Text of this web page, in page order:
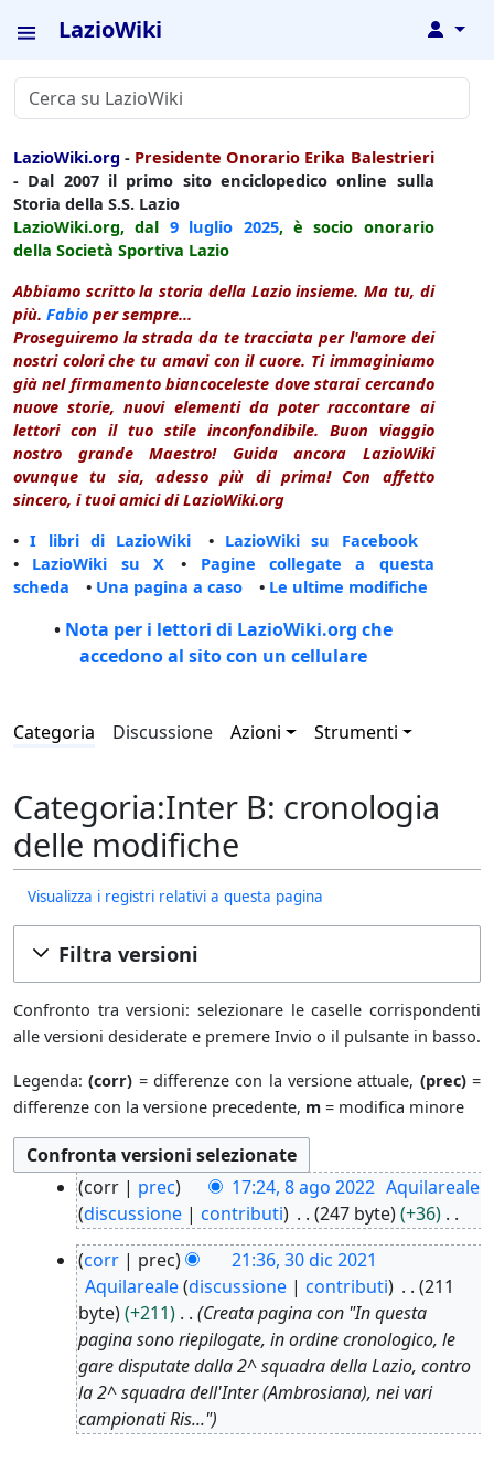
LazioWiki ↓
LazioWiki.org - Presidente Onorario Erika Balestrieri
- Dal 2007 il primo sito enciclopedico online sulla
Storia della S.S. Lazio
LazioWiki.org, dal 9 luglio 2025, è socio onorario
della Società Sportiva Lazio
Abbiamo scritto la storia della Lazio insieme. Ma tu, di
più. Fabio per sempre...
Proseguiremo la strada da te tracciata per l'amore dei
nostri colori che tu amavi con il cuore. Ti immaginiamo
già nel firmamento biancoceleste dove starai cercando
nuove storie, nuovi elementi da poter raccontare ai
lettori con il tuo stile inconfondibile. Buon viaggio
nostro grande Maestro! Guida ancora LazioWiki
ovunque tu sia, adesso più di prima! Con affetto
sincero, i tuoi amici di LazioWiki.org
•I libri di LazioWiki • LazioWiki su Facebook
• LazioWiki su X • Pagine collegate a questa
scheda • Una pagina a caso • Le ultime modifiche
• Nota per i lettori di LazioWiki.org che
accedono al sito con un cellulare
Categoria Discussione Azioni Strumenti
Categoria:Inter B: cronologia
delle modifiche
Visualizza i registri relativi a questa pagina
Filtra versioni
Confronto tra versioni: selezionare le caselle corrispondenti
alle versioni desiderate e premere Invio o il pulsante in basso.
Legenda:(corr) = differenze con la versione attuale, (prec)=
differenze con la versione precedente, m = modifica minore
corr prec 17:24, 8 ago 2022 Aquilareale
discussione
contributi 247 byte
+36
N
e
s
s
u
n
o
g
corr prec
21:36, 30 dic 2021
Aquilareale discussione contributi
211
byte
+211
Creata pagina con "In questa
pagina sono riepilogate, in ordine cronologico, le
gare disputate dalla 2^ squadra della Lazio, contro
la 2^ squadra dell'Inter (Ambrosiana), nei vari
campionati Ris..."